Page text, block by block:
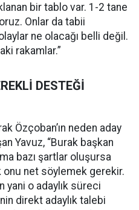
bir tablo var. 1-2 tane
Onlar da tabii
ne olacağı belli değil.
rakamlar.”
DESTEĞİ
Özçoban’ın neden aday
Yavuz, “Burak başkan
bazı şartlar oluşursa
onu net söylemek gerekir.
yani o adaylık süreci
direkt adaylık talebi